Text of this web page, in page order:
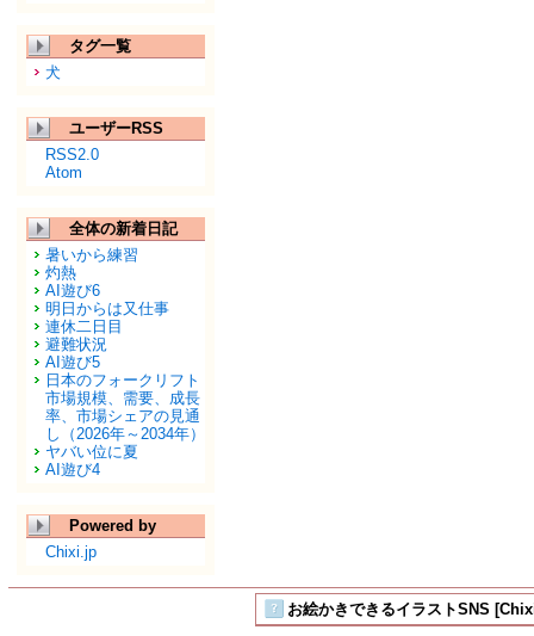
タグ一覧
犬
ユーザーRSS
RSS2.0
Atom
全体の新着日記
暑いから練習
灼熱
AI遊び6
明日からは又仕事
連休二日目
避難状況
AI遊び5
日本のフォークリフト
市場規模、需要、成長
率、市場シェアの見通
し（2026年～2034年）
ヤバい位に夏
AI遊び4
Powered by
Chixi.jp
お絵かきできるイラストSNS